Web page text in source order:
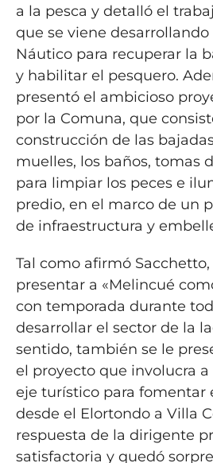
a la pesca y detalló el
que se viene
Náutico para recuperar la
y habilitar el pesquero.
presentó el ambicioso
por la Comuna, que
construcción de las
muelles, los baños, tomas
para limpiar los peces e
predio, en el marco de un
de infraestructura y
Tal como afirmó
presentar a «Melincué
con temporada durante
desarrollar el sector de la
sentido, también se le
el proyecto que involucra
eje turístico para fomentar
desde el Elortondo a Villa
respuesta de la dirigente
satisfactoria y quedó